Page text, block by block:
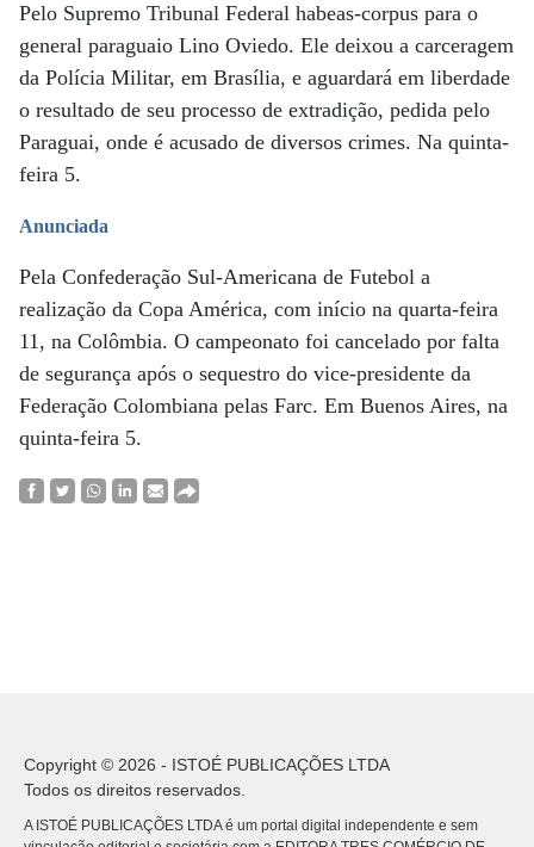
Pelo Supremo Tribunal Federal habeas-corpus para o
general paraguaio Lino Oviedo. Ele deixou a carceragem
da Polícia Militar, em Brasília, e aguardará em liberdade
o resultado de seu processo de extradição, pedida pelo
Paraguai, onde é acusado de diversos crimes. Na quinta-
feira 5.
Anunciada
Pela Confederação Sul-Americana de Futebol a
realização da Copa América, com início na quarta-feira
11, na Colômbia. O campeonato foi cancelado por falta
de segurança após o sequestro do vice-presidente da
Federação Colombiana pelas Farc. Em Buenos Aires, na
quinta-feira 5.
Copyright © 2026 - ISTOÉ PUBLICAÇÕES LTDA
Todos os direitos reservados.
A ISTOÉ PUBLICAÇÕES LTDA é um portal digital independente e sem